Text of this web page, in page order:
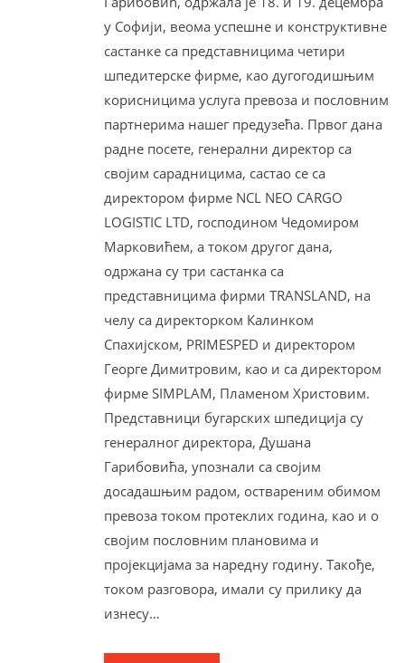
у Софији, веома успешне и конструктивне
састанке са представницима четири
шпедитерске фирме, као дугогодишњим
корисницима услуга превоза и пословним
партнерима нашег предузећа. Првог дана
радне посете, генерални директор са
својим сарадницима, састао се са
директором фирме NCL NEO CARGO
LOGISTIC LTD, господином Чедомиром
Марковићем, а током другог дана,
одржана су три састанка са
представницима фирми TRANSLAND, на
челу са директорком Калинком
Спахијском, PRIMESPED и директором
Георге Димитровим, као и са директором
фирме SIMPLAM, Пламеном Христовим.
Представници бугарских шпедиција су
генералног директора, Душана
Гарибовића, упознали са својим
досадашњим радом, оствареним обимом
превоза током протеклих година, као и о
својим пословним плановима и
пројекцијама за наредну годину. Такође,
током разговора, имали су прилику да
изнесу…